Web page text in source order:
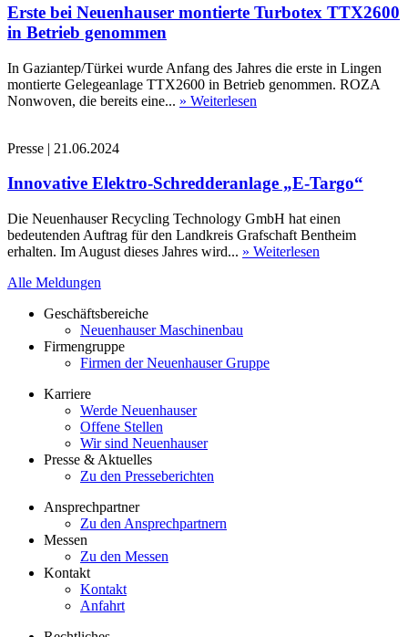
Erste bei Neuenhauser montierte Turbotex TTX2600
in Betrieb genommen
In Gaziantep/Türkei wurde Anfang des Jahres die erste in Lingen
montierte Gelegeanlage TTX2600 in Betrieb genommen. ROZA
Nonwoven, die bereits eine... » Weiterlesen
Presse | 21.06.2024
Innovative Elektro-Schredderanlage „E-Targo“
Die Neuenhauser Recycling Technology GmbH hat einen
bedeutenden Auftrag für den Landkreis Grafschaft Bentheim
erhalten. Im August dieses Jahres wird... » Weiterlesen
Alle Meldungen
Geschäftsbereiche
Neuenhauser Maschinenbau
Firmengruppe
Firmen der Neuenhauser Gruppe
Karriere
Werde Neuenhauser
Offene Stellen
Wir sind Neuenhauser
Presse & Aktuelles
Zu den Presseberichten
Ansprechpartner
Zu den Ansprechpartnern
Messen
Zu den Messen
Kontakt
Kontakt
Anfahrt